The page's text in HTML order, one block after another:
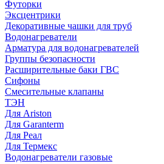
Футорки
Эксцентрики
Декоративные чашки для труб
Водонагреватели
Арматура для водонагревателей
Группы безопасности
Расширительные баки ГВС
Сифоны
Смесительные клапаны
ТЭН
Для Ariston
Для Garanterm
Для Реал
Для Термекс
Водонагреватели газовые